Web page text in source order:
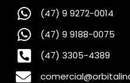
(47) 9 9272-0014
(47) 9 9188-0075
(47) 3305-4389